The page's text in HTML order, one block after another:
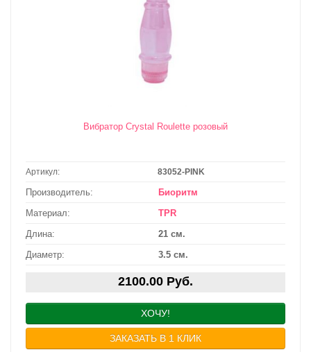
Вибратор Crystal Roulette розовый
Артикул: 83052-PINK
Производитель:
Биоритм
Материал:
TPR
Длина:
21 см.
Диаметр:
3.5 см.
2100.00 Руб.
ХОЧУ!
ЗАКАЗАТЬ В 1 КЛИК